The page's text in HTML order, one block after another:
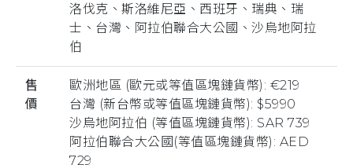
洛伐克、斯洛維尼亞、西班牙、瑞典、瑞
士、台灣、阿拉伯聯合大公國、沙烏地阿拉
伯
售
價
歐洲地區 (歐元或等值區塊鏈貨幣): €219
台灣 (新台幣或等值區塊鏈貨幣): $5990
沙烏地阿拉伯 (等值區塊鏈貨幣): SAR 739
阿拉伯聯合大公國(等值區塊鏈貨幣): AED
729